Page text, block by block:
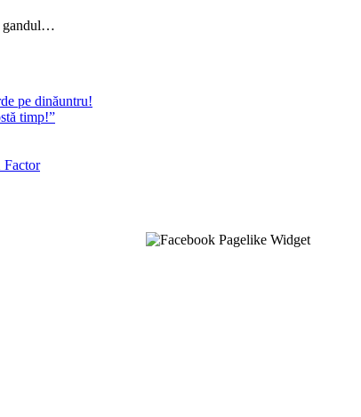
gandul…
pe dinăuntru!
timp!”
Factor